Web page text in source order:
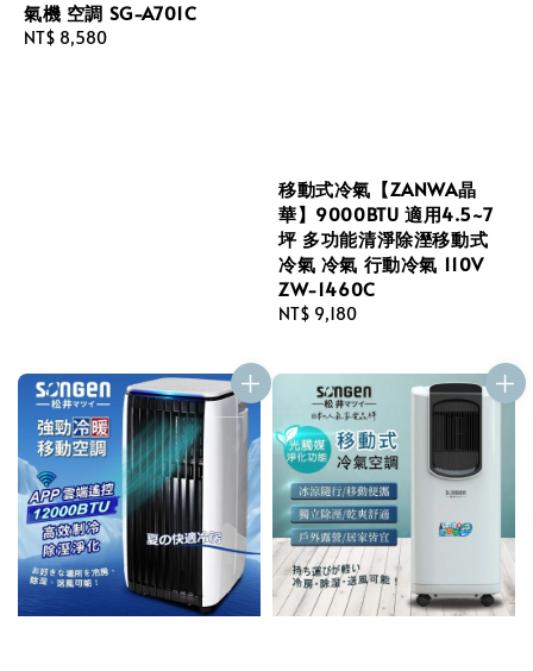
氣機 空調 SG-A701C
Regular
NT$ 8,580
移動式冷氣【ZANWA晶
華】9000BTU 適用4.5~7
坪 多功能清淨除溼移動式
冷氣 冷氣 行動冷氣 110V
ZW-1460C
Regular
NT$ 9,180